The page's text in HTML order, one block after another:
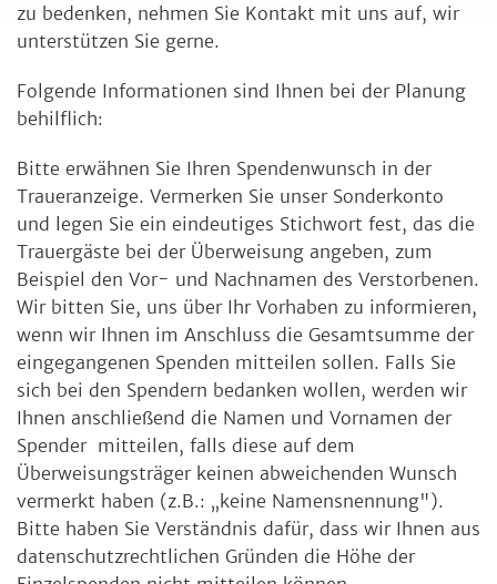
zu bedenken, nehmen Sie Kontakt mit uns auf, wir
unterstützen Sie gerne.
Folgende Informationen sind Ihnen bei der Planung
behilflich:
Bitte erwähnen Sie Ihren Spendenwunsch in der
Traueranzeige. Vermerken Sie unser Sonderkonto
und legen Sie ein eindeutiges Stichwort fest, das die
Trauergäste bei der Überweisung angeben, zum
Beispiel den Vor- und Nachnamen des Verstorbenen.
Wir bitten Sie, uns über Ihr Vorhaben zu informieren,
wenn wir Ihnen im Anschluss die Gesamtsumme der
eingegangenen Spenden mitteilen sollen. Falls Sie
sich bei den Spendern bedanken wollen, werden wir
Ihnen anschließend die Namen und Vornamen der
Spender mitteilen, falls diese auf dem
Überweisungsträger keinen abweichenden Wunsch
vermerkt haben (z.B.: „keine Namensnennung").
Bitte haben Sie Verständnis dafür, dass wir Ihnen aus
datenschutzrechtlichen Gründen die Höhe der